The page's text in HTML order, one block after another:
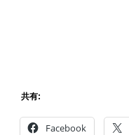
共有:
Facebook